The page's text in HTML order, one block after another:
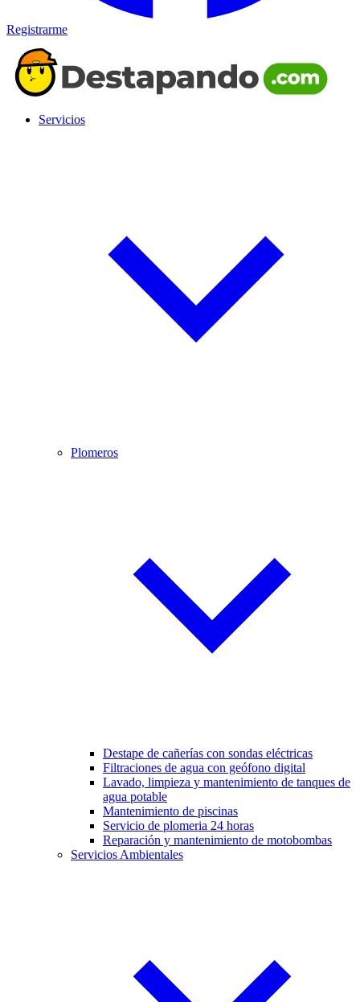
Registrarme
Servicios
Plomeros
Destape de cañerías con sondas eléctricas
Filtraciones de agua con geófono digital
Lavado, limpieza y mantenimiento de tanques de
agua potable
Mantenimiento de piscinas
Servicio de plomeria 24 horas
Reparación y mantenimiento de motobombas
Servicios Ambientales